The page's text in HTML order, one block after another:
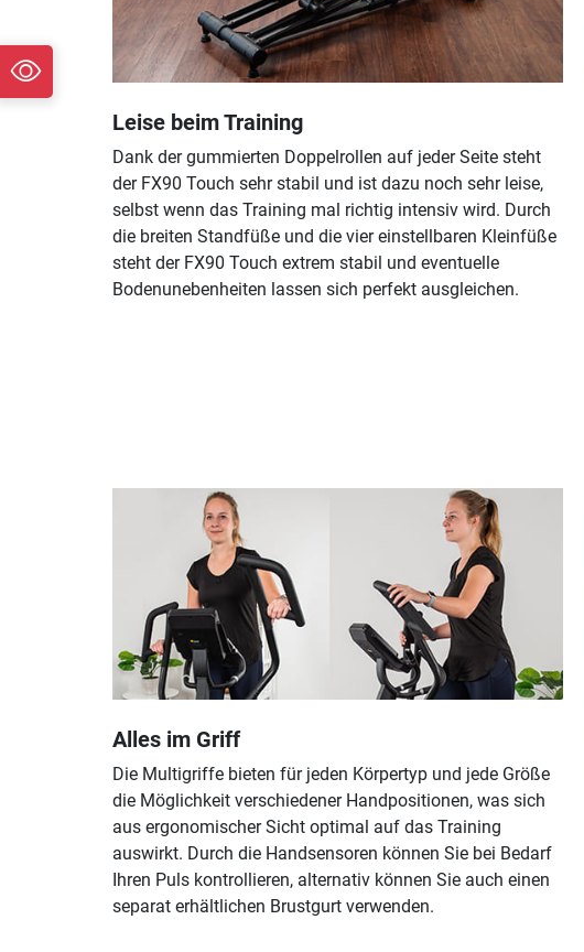
Leise beim Training
Dank der gummierten Doppelrollen auf jeder Seite steht
der FX90 Touch sehr stabil und ist dazu noch sehr leise,
selbst wenn das Training mal richtig intensiv wird. Durch
die breiten Standfüße und die vier einstellbaren Kleinfüße
steht der FX90 Touch extrem stabil und eventuelle
Bodenunebenheiten lassen sich perfekt ausgleichen.
Alles im Griff
Die Multigriffe bieten für jeden Körpertyp und jede Größe
die Möglichkeit verschiedener Handpositionen, was sich
aus ergonomischer Sicht optimal auf das Training
auswirkt. Durch die Handsensoren können Sie bei Bedarf
Ihren Puls kontrollieren, alternativ können Sie auch einen
separat erhältlichen Brustgurt verwenden.